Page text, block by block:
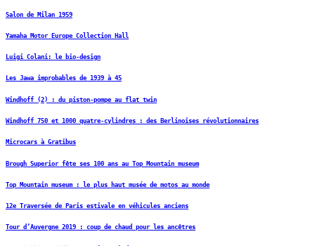
Salon de Milan 1959
Yamaha Motor Europe Collection Hall
Luigi Colani: le bio-design
Les Jawa improbables de 1939 à 45
Windhoff (2) : du piston-pompe au flat twin
Windhoff 750 et 1000 quatre-cylindres : des Berlinoises révolutionnaires
Microcars à Gratibus
Brough Superior fête ses 100 ans au Top Mountain museum
Top Mountain museum : le plus haut musée de motos au monde
12e Traversée de Paris estivale en véhicules anciens
Tour d’Auvergne 2019 : coup de chaud pour les ancêtres